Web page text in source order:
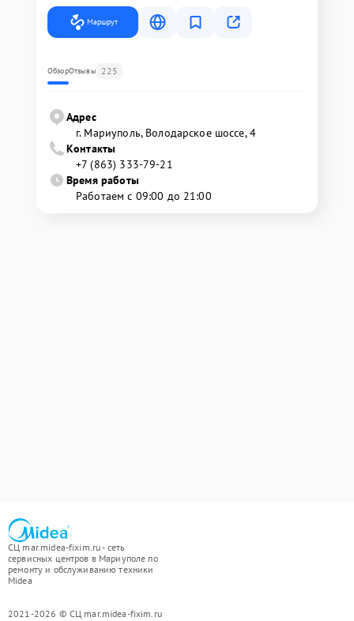
Маршрут
ОбзорОтзывы 225
Адрес
г. Мариуполь, Володарское шоссе, 4
Контакты
+7 (863) 333-79-21
Время работы
Работаем с 09:00 до 21:00
СЦ mar.midea-fixim.ru - сеть
сервисных центров в Мариуполе по
ремонту и обслуживанию техники
Midea
2021-2026 © СЦ mar.midea-fixim.ru